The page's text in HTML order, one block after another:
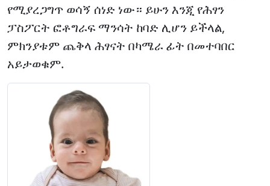
የሚያረጋግጥ ወሳኝ ሰነድ ነው። ይሁን እንጂ የሕፃን
ፓስፖርት ፎቶግራፍ ማንሳት ከባድ ሊሆን ይችላል,
ምክንያቱም ጨቅላ ሕፃናት በካሜራ ፊት በመተባበር
አይታወቁም.